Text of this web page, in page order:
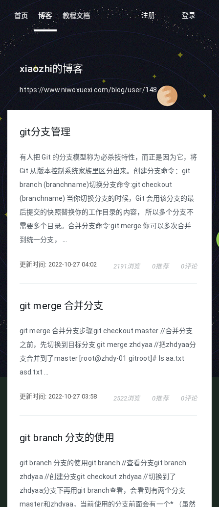
首页 博客 教程文档 登录
注册
xiaozhi的博客
https://www.niwoxuexi.com/blog/user/148
git分支管理
有人把 Git 的分支模型称为必杀技特性，而正是因为它，将
Git 从版本控制系统家族里区分出来。创建分支命令：git
branch (branchname)切换分支命令:git checkout
(branchname) 当你切换分支的时候，Git 会用该分支的最
后提交的快照替换你的工作目录的内容， 所以多个分支不
需要多个目录。合并分支命令:git merge 你可以多次合并
到统一分支， ...
更新时间: 2022-10-27 04:02 2191浏览 0推荐 0评论
git merge 合并分支
git merge 合并分支步骤git checkout master //合并分支
之前，先切换到目标分支 git merge zhdyaa //把zhdyaa分
支合并到了master [root@zhdy-01 gitroot]# ls aa.txt
asd.txt ...
更新时间: 2022-10-27 03:58 2522浏览 0推荐 0评论
git branch 分支的使用
git branch 分支的使用git branch //查看分支git branch
zhdyaa //创建分支git checkout zhdyaa //切换到了
zhdyaa分支下再用git branch查看，会看到有两个分支
master和zhdyaa，当前使用的分支前面会有一个* （虽然